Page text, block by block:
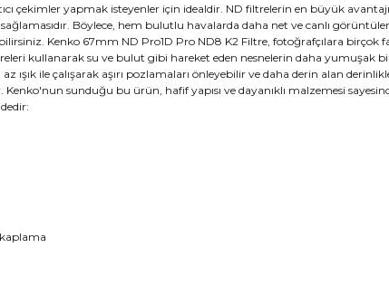
çekimler yapmak isteyenler için idealdir. ND filtrelerin en büyük avantajı,
Böylece, hem bulutlu havalarda daha net ve canlı
Kenko 67mm ND Pro1D Pro ND8 K2 Filtre, fotoğrafçılara birçok
kullanarak su ve bulut gibi hareket eden nesnelerin daha yumuşak
ile çalışarak aşırı pozlamaları önleyebilir ve daha derin alan
sunduğu bu ürün, hafif yapısı ve dayanıklı malzemesi